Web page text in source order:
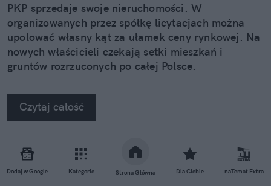
Dodaj w Google Kategorie Strona Główna Dla Ciebie naTemat Extra
PKP sprzedaje swoje nieruchomości. W
organizowanych przez spółkę licytacjach można
upolować własny kąt za ułamek ceny rynkowej. Na
nowych właścicieli czekają setki mieszkań i
gruntów rozrzuconych po całej Polsce.
Czytaj całość
REKLAMA